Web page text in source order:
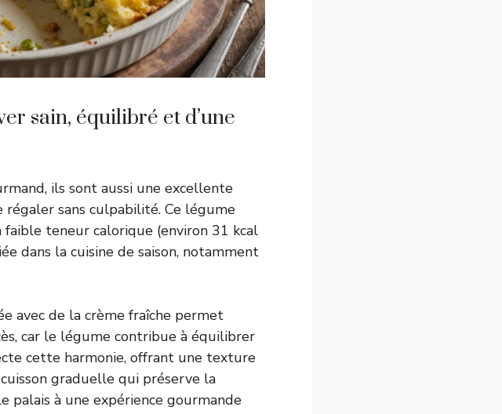
sain, équilibré et d’une
ils sont aussi une excellente
sans culpabilité. Ce légume
faible teneur calorique (environ 31 kcal
dans la cuisine de saison, notamment
avec de la crème fraîche permet
car le légume contribue à équilibrer
cette harmonie, offrant une texture
graduelle qui préserve la
à une expérience gourmande